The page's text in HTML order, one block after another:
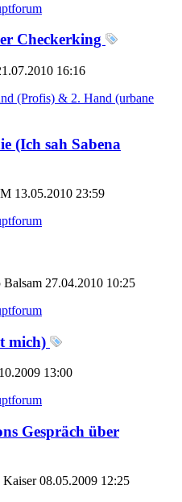
Checkerking
16:16
(Profis) & 2. Hand (urbane
(Ich sah Sabena
13.05.2010 23:59
27.04.2010 10:25
mich)
13:00
Gespräch über
08.05.2009 12:25